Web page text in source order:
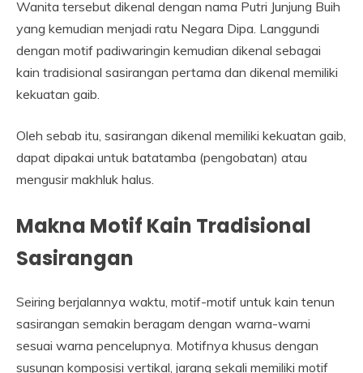
Wanita tersebut dikenal dengan nama Putri Junjung Buih
yang kemudian menjadi ratu Negara Dipa. Langgundi
dengan motif padiwaringin kemudian dikenal sebagai
kain tradisional sasirangan pertama dan dikenal memiliki
kekuatan gaib.
Oleh sebab itu, sasirangan dikenal memiliki kekuatan gaib,
dapat dipakai untuk batatamba (pengobatan) atau
mengusir makhluk halus.
Makna Motif Kain Tradisional
Sasirangan
Seiring berjalannya waktu, motif-motif untuk kain tenun
sasirangan semakin beragam dengan warna-warni
sesuai warna pencelupnya. Motifnya khusus dengan
susunan komposisi vertikal, jarang sekali memiliki motif